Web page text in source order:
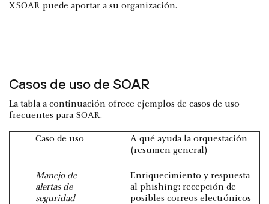
XSOAR puede aportar a su organización.
Casos de uso de SOAR
La tabla a continuación ofrece ejemplos de casos de uso
frecuentes para SOAR.
Caso de uso
A qué ayuda la orquestación
(resumen general)
Manejo de
alertas de
seguridad
Enriquecimiento y respuesta
al phishing: recepción de
posibles correos electrónicos